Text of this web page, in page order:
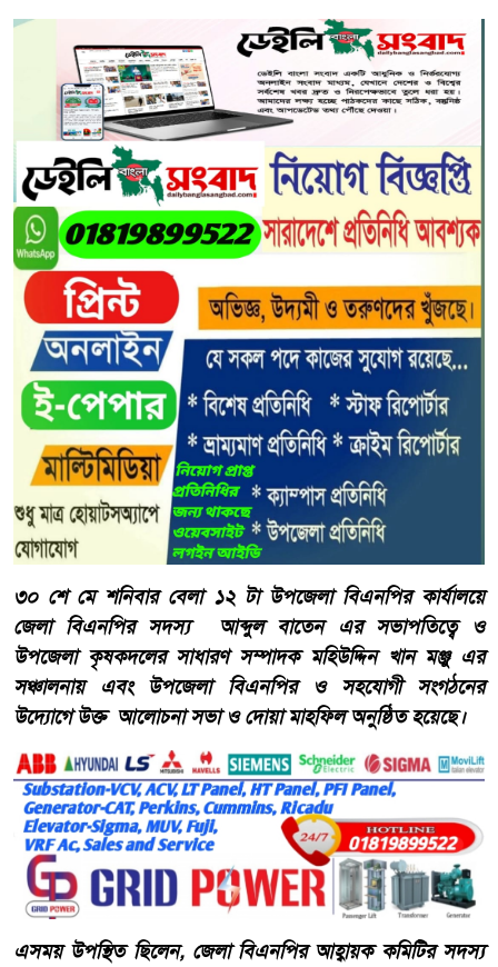
৩০ শে মে শনিবার বেলা ১২ টা উপজেলা বিএনপির কার্যালয়ে
জেলা বিএনপির সদস্য আব্দুল বাতেন এর সভাপতিত্বে ও
উপজেলা কৃষকদলের সাধারণ সম্পাদক মহিউদ্দিন খান মঞ্জু এর
সঞ্চালনায় এবং উপজেলা বিএনপির ও সহযোগী সংগঠনের
উদ্যোগে উক্ত আলোচনা সভা ও দোয়া মাহফিল অনুষ্ঠিত হয়েছে।
এসময় উপস্থিত ছিলেন, জেলা বিএনপির আহ্বায়ক কমিটির সদস্য